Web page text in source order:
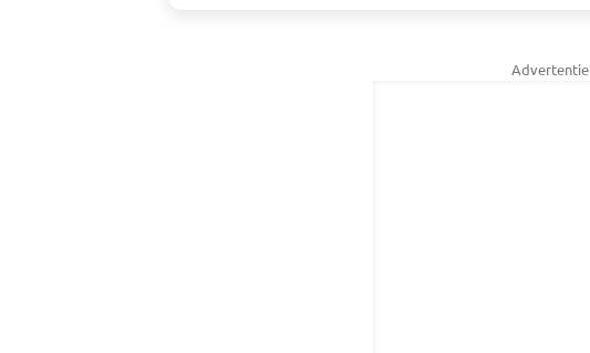
Advertentie